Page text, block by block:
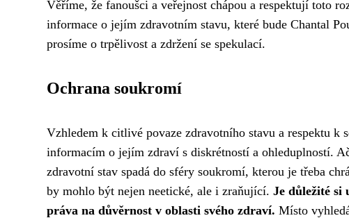
Věříme, že fanoušci a veřejnost chápou a respektují toto
informace o jejím zdravotním stavu, které bude Chantal
prosíme o trpělivost a zdržení se spekulací.
Ochrana soukromí
Vzhledem k citlivé povaze zdravotního stavu a respektu
informacím o jejím zdraví s diskrétností a ohleduplností.
zdravotní stav spadá do sféry soukromí, kterou je třeba
by mohlo být nejen neetické, ale i zraňující. Je důležité si
práva na důvěrnost v oblasti svého zdraví. Místo